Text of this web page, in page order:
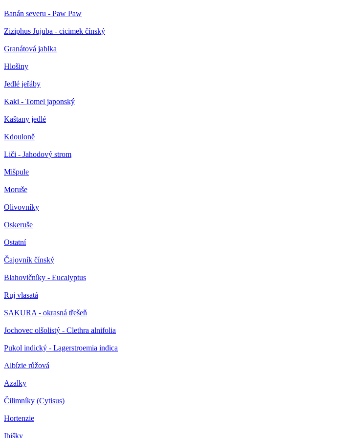
Banán severu - Paw Paw
Ziziphus Jujuba - cicimek čínský
Granátová jablka
Hlošiny
Jedlé jeřáby
Kaki - Tomel japonský
Kaštany jedlé
Kdouloně
Liči - Jahodový strom
Mišpule
Moruše
Olivovníky
Oskeruše
Ostatní
Čajovník čínský
Blahovičníky - Eucalyptus
Ruj vlasatá
SAKURA - okrasná třešeň
Jochovec olšolistý - Clethra alnifolia
Pukol indický - Lagerstroemia indica
Albízie růžová
Azalky
Čilimníky (Cytisus)
Hortenzie
Ibišky